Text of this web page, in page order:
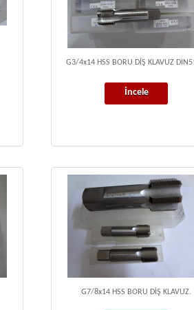
G3/4x14 HSS BORU DİŞ KLAVUZ
İncele
G7/8x14 HSS BORU DİŞ KLAVUZ.